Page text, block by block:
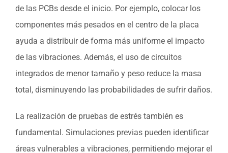
de las PCBs desde el inicio. Por ejemplo, colocar los
componentes más pesados en el centro de la placa
ayuda a distribuir de forma más uniforme el impacto
de las vibraciones. Además, el uso de circuitos
integrados de menor tamaño y peso reduce la masa
total, disminuyendo las probabilidades de sufrir daños.
La realización de pruebas de estrés también es
fundamental. Simulaciones previas pueden identificar
áreas vulnerables a vibraciones, permitiendo mejorar el